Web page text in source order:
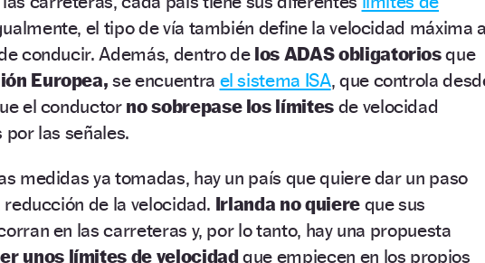
el tipo de vía también define la velocidad máxima
conducir. Además, dentro de los ADAS obligatoriosque
Europea, se encuentra el sistema ISA, que controla
el conductorno sobrepase los límitesde velocidad
las señales.
medidas ya tomadas, hay un país que quiere dar un paso
reducción de la velocidad. Irlanda no quiere que sus
en las carreteras y, por lo tanto, hay una propuesta
unos límites de velocidadque empiecen en los propios